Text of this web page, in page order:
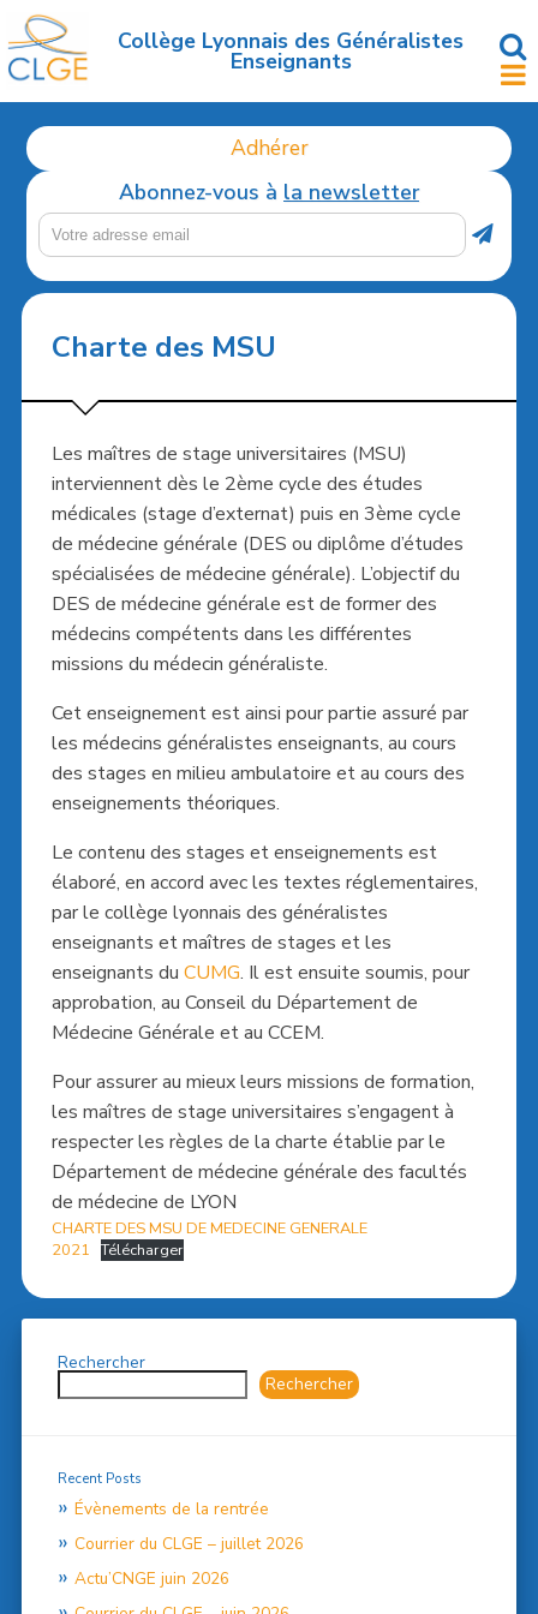
Accéder
au
contenu
Collège Lyonnais des Généralistes
Enseignants
Adhérer
Abonnez-vous à la newsletter
Charte des MSU
Les maîtres de stage universitaires (MSU)
interviennent dès le 2ème cycle des études
médicales (stage d’externat) puis en 3ème cycle
de médecine générale (DES ou diplôme d’études
spécialisées de médecine générale). L’objectif du
DES de médecine générale est de former des
médecins compétents dans les différentes
missions du médecin généraliste.
Cet enseignement est ainsi pour partie assuré par
les médecins généralistes enseignants, au cours
des stages en milieu ambulatoire et au cours des
enseignements théoriques.
Le contenu des stages et enseignements est
élaboré, en accord avec les textes réglementaires,
par le collège lyonnais des généralistes
enseignants et maîtres de stages et les
enseignants du CUMG. Il est ensuite soumis, pour
approbation, au Conseil du Département de
Médecine Générale et au CCEM.
Pour assurer au mieux leurs missions de formation,
les maîtres de stage universitaires s’engagent à
respecter les règles de la charte établie par le
Département de médecine générale des facultés
de médecine de LYON
CHARTE DES MSU DE MEDECINE GENERALE
2021 Télécharger
Rechercher
Rechercher
Recent Posts
Évènements de la rentrée
Courrier du CLGE – juillet 2026
Actu’CNGE juin 2026